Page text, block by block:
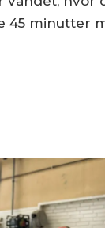
45 minutter